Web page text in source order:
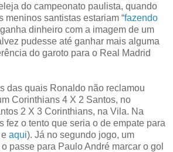
do campeonato paulista, quando
meninos santistas estariam “fazendo
dinheiro com a imagem de um
pudesse até ganhar mais alguma
do garoto para o Real Madrid
das quais Ronaldo não reclamou
Corinthians 4 X 2 Santos, no
2 X 3 Corinthians, na Vila. Na
fez o tento que seria o de empate para
e aqui). Já no segundo jogo, um
passe para Paulo André marcar o gol